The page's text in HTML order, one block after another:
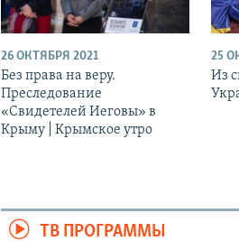
26 ОКТЯБРЯ 2021
Без права на веру.
Преследование
«Свидетелей Иеговы» в
Крыму | Крымское утро
25
Из
ТВ ПРОГРАММЫ